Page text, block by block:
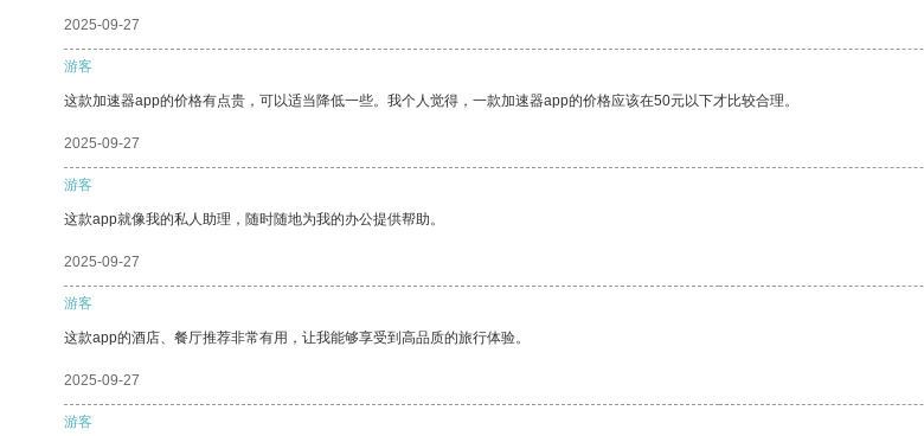
2025-09-27
游客
这款加速器app的价格有点贵，可以适当降低一些。我个人觉得，一款加速器app的价格应该在50元以下才比较合理。
2025-09-27
游客
这款app就像我的私人助理，随时随地为我的办公提供帮助。
2025-09-27
游客
这款app的酒店、餐厅推荐非常有用，让我能够享受到高品质的旅行体验。
2025-09-27
游客